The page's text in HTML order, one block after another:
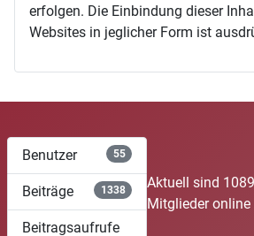
erfolgen. Die Einbindung dieser
Websites in jeglicher Form ist
Benutzer 55
Beiträge 1338
Beitragsaufrufe
Aktuell sind
Mitglieder online